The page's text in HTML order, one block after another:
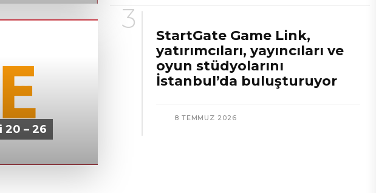
– 26
StartGate Game Link,
yatırımcıları, yayıncıları ve
oyun stüdyolarını
İstanbul’da buluşturuyor
8 TEMMUZ 2026